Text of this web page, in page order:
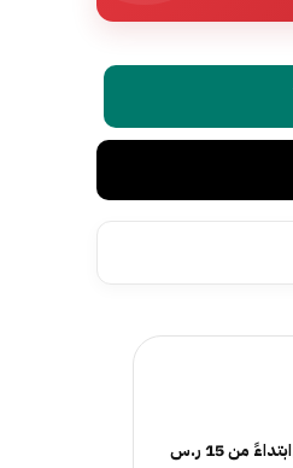
ابتداءً من 15 ر.س